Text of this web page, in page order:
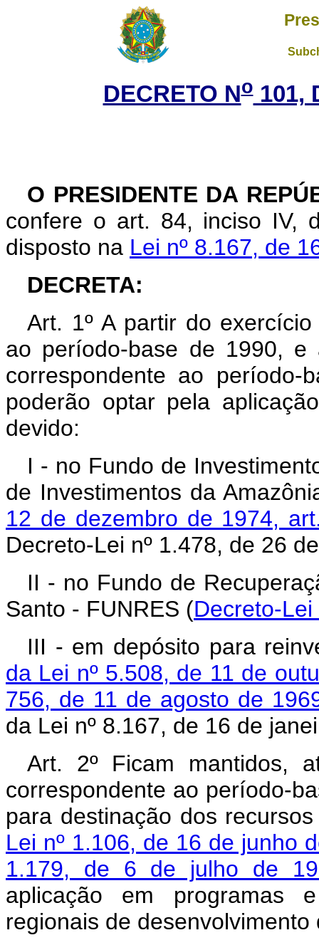
DECRETO No101,
O PRESIDENTE DA
confere o art. 84, inciso IV,
disposto na Lei nº 8.167, de
DECRETA:
Art. 1º A partir do
ao período-base de 1990,
correspondente ao
poderão optar pela
devido:
I - no Fundo de
de Investimentos da
12 de dezembro de 1974,
Decreto-Lei nº 1.478, de 26
II - no Fundo de
Santo - FUNRES (Decreto-
III - em depósito para
da Lei nº 5.508, de 11 de
756, de 11 de agosto de
da Lei nº 8.167, de 16 de
Art. 2º Ficam mantidos,
correspondente ao período-
para destinação dos
Lei nº 1.106, de 16 de junho
1.179, de 6 de julho de
aplicação em programas
regionais de